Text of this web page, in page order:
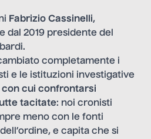
Fabrizio Cassinelli,
dal 2019 presidente del
completamente i
e le istituzioni investigative
con cui confrontarsi
tacitate: noi cronisti
meno con le fonti
e capita che si